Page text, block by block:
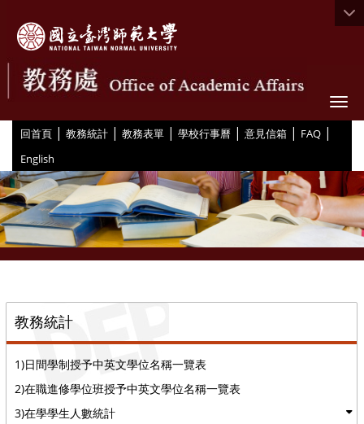
回首頁 | 教務統計 | 教務表單 | 學校行事曆 | 意見信箱 | FAQ |
English
教務統計
1)日間學制授予中英文學位名稱一覽表
2)在職進修學位班授予中英文學位名稱一覽表
3)在學學生人數統計